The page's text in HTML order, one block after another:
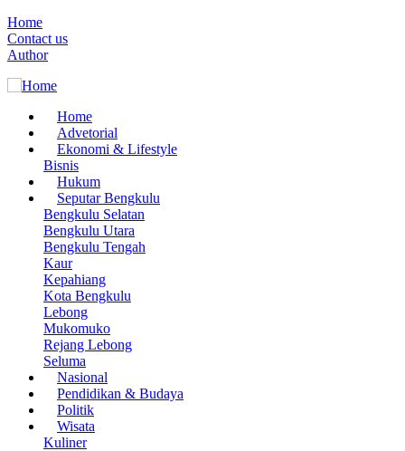
Skip
to
main
Menu
Mobile
Home
Contact us
Author
Main
navigation
Home
Advetorial
Ekonomi & Lifestyle
Bisnis
Hukum
Seputar Bengkulu
Bengkulu Selatan
Bengkulu Utara
Bengkulu Tengah
Kaur
Kepahiang
Kota Bengkulu
Lebong
Mukomuko
Rejang Lebong
Seluma
Nasional
Pendidikan & Budaya
Politik
Wisata
Kuliner